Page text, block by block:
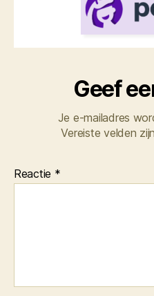
Geef
Je e-mailadres
Vereiste velden
Reactie *